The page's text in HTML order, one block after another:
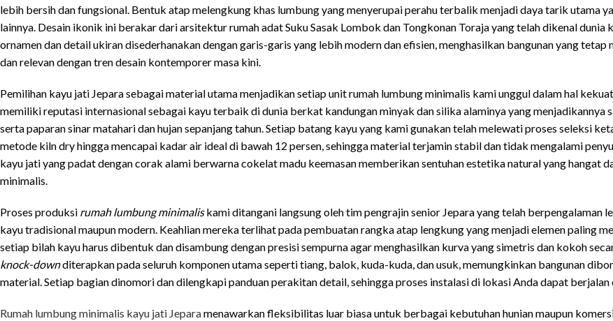
lebih bersih dan fungsional. Bentuk atap melengkung khas lumbung yang menyerupai perahu terbalik menjadi daya tarik utama
lainnya. Desain ikonik ini berakar dari arsitektur rumah adat Suku Sasak Lombok dan Tongkonan Toraja yang telah dikenal dunia
ornamen dan detail ukiran disederhanakan dengan garis-garis yang lebih modern dan efisien, menghasilkan bangunan yang tetap
dan relevan dengan tren desain kontemporer masa kini.
Pemilihan kayu jati Jepara sebagai material utama menjadikan setiap unit rumah lumbung minimalis kami unggul dalam hal
memiliki reputasi internasional sebagai kayu terbaik di dunia berkat kandungan minyak dan silika alaminya yang menjadikannya
serta paparan sinar matahari dan hujan sepanjang tahun. Setiap batang kayu yang kami gunakan telah melewati proses seleksi
metode kiln dry hingga mencapai kadar air ideal di bawah 12 persen, sehingga material terjamin stabil dan tidak mengalami
kayu jati yang padat dengan corak alami berwarna cokelat madu keemasan memberikan sentuhan estetika natural yang hangat
minimalis.
Proses produksi rumah lumbung minimaliskami ditangani langsung oleh tim pengrajin senior Jepara yang telah berpengalaman
kayu tradisional maupun modern. Keahlian mereka terlihat pada pembuatan rangka atap lengkung yang menjadi elemen paling
setiap bilah kayu harus dibentuk dan disambung dengan presisi sempurna agar menghasilkan kurva yang simetris dan kokoh
knock-downditerapkan pada seluruh komponen utama seperti tiang, balok, kuda-kuda, dan usuk, memungkinkan bangunan
material. Setiap bagian dinomori dan dilengkapi panduan perakitan detail, sehingga proses instalasi di lokasi Anda dapat
Rumah lumbung minimalis kayu jati Jeparamenawarkan fleksibilitas luar biasa untuk berbagai kebutuhan hunian maupun